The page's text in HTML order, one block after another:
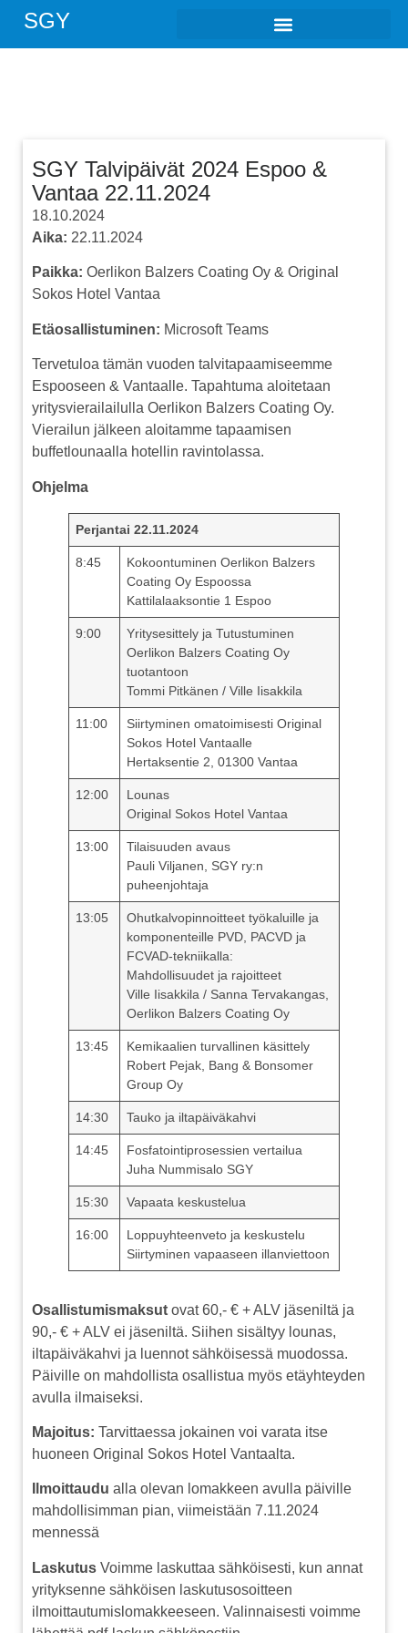
SGY
SGY Talvipäivät 2024 Espoo &
Vantaa 22.11.2024
18.10.2024
Aika: 22.11.2024
Paikka: Oerlikon Balzers Coating Oy & Original
Sokos Hotel Vantaa
Etäosallistuminen: Microsoft Teams
Tervetuloa tämän vuoden talvitapaamiseemme
Espooseen & Vantaalle. Tapahtuma aloitetaan
yritysvierailailulla Oerlikon Balzers Coating Oy.
Vierailun jälkeen aloitamme tapaamisen
buffetlounaalla hotellin ravintolassa.
Ohjelma
Perjantai 22.11.2024
8:45
Kokoontuminen Oerlikon Balzers
Coating Oy Espoossa
Kattilalaaksontie 1 Espoo
9:00
Yritysesittely ja Tutustuminen
Oerlikon Balzers Coating Oy
tuotantoon
Tommi Pitkänen / Ville Iisakkila
11:00
Siirtyminen omatoimisesti Original
Sokos Hotel Vantaalle
Hertaksentie 2, 01300 Vantaa
12:00
Lounas
Original Sokos Hotel Vantaa
13:00
Tilaisuuden avaus
Pauli Viljanen, SGY ry:n
puheenjohtaja
13:05
Ohutkalvopinnoitteet työkaluille ja
komponenteille PVD, PACVD ja
FCVAD-tekniikalla:
Mahdollisuudet ja rajoitteet
Ville Iisakkila / Sanna Tervakangas,
Oerlikon Balzers Coating Oy
13:45
Kemikaalien turvallinen käsittely
Robert Pejak, Bang & Bonsomer
Group Oy
14:30 Tauko ja iltapäiväkahvi
14:45
Fosfatointiprosessien vertailua
Juha Nummisalo SGY
15:30 Vapaata keskustelua
16:00
Loppuyhteenveto ja keskustelu
Siirtyminen vapaaseen illanviettoon
Osallistumismaksut ovat 60,- € + ALV jäseniltä ja
90,- € + ALV ei jäseniltä. Siihen sisältyy lounas,
iltapäiväkahvi ja luennot sähköisessä muodossa.
Päiville on mahdollista osallistua myös etäyhteyden
avulla ilmaiseksi.
Majoitus: Tarvittaessa jokainen voi varata itse
huoneen Original Sokos Hotel Vantaalta.
Ilmoittaudu alla olevan lomakkeen avulla päiville
mahdollisimman pian, viimeistään 7.11.2024
mennessä
Laskutus Voimme laskuttaa sähköisesti, kun annat
yrityksenne sähköisen laskutusosoitteen
ilmoittautumislomakkeeseen. Valinnaisesti voimme